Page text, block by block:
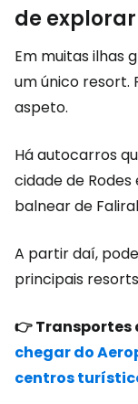
de
Em muitas ilhas
um único resort.
aspeto.
Há autocarros
cidade de
balnear de
A partir daí,
principais
👉
chegar do
centros